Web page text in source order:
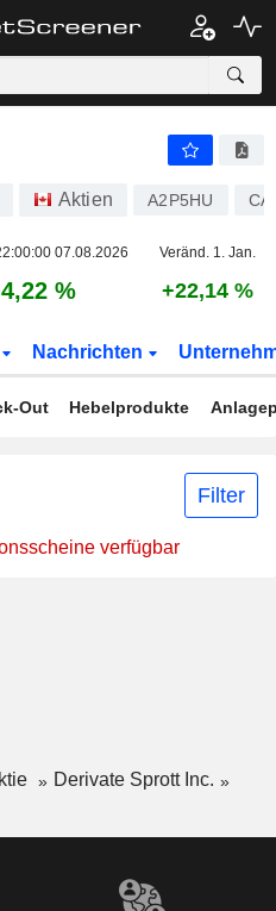
Aktien A2P5HU
07.08.2026 Veränd. 1. Jan.
% +22,14 %
Nachrichten
Out Hebelprodukte
Filter
verfügbar
Derivate Sprott Inc.